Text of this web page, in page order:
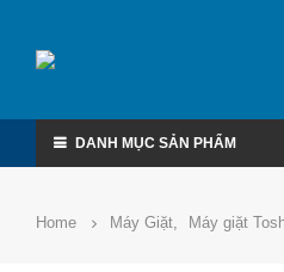
DANH MỤC SẢN PHẨM
Home Máy Giặt, Máy giặt